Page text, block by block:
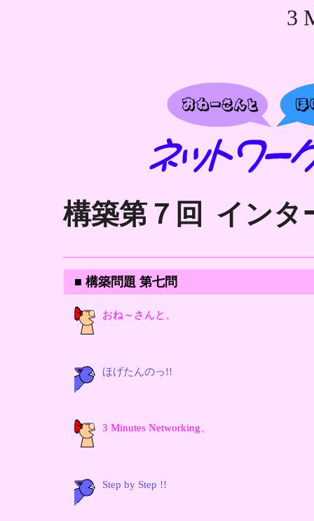
3
構築第７回 インタ
■ 構築問題 第七問
おね～さんと、
ほげたんのっ!!
3 Minutes Networking、
Step by Step !!